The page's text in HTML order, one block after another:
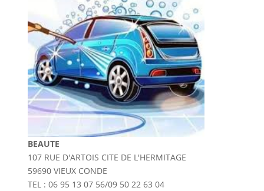
BEAUTE
107 RUE D'ARTOIS CITE DE L'HERMITAGE
59690 VIEUX CONDE
TEL : 06 95 13 07 56/09 50 22 63 04